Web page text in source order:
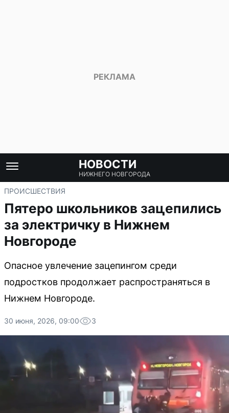
НОВОСТИ
НИЖНЕГО НОВГОРОДА
ПРОИСШЕСТВИЯ
Пятеро школьников зацепились
за электричку в Нижнем
Новгороде
Опасное увлечение зацепингом среди
подростков продолжает распространяться в
Нижнем Новгороде.
30 июня, 2026, 09:00 3